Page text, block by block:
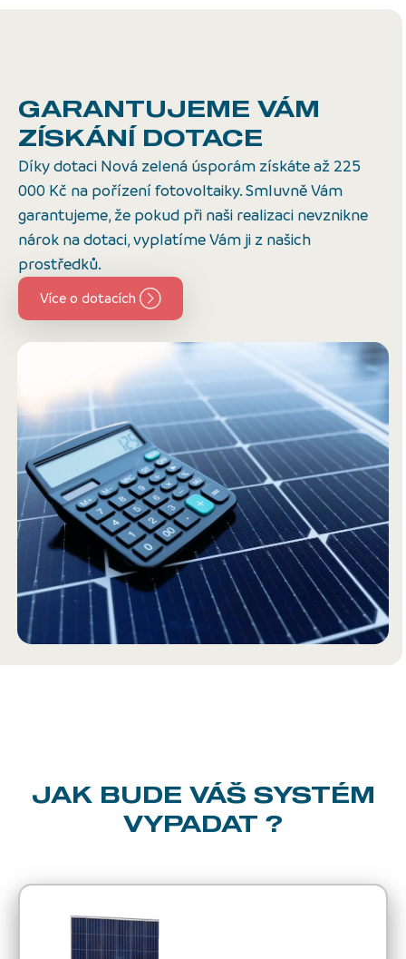
GARANTUJEME VÁM
ZÍSKÁNÍ DOTACE
Díky dotaci Nová zelená úsporám získáte až 225
000 Kč na pořízení fotovoltaiky. Smluvně Vám
garantujeme, že pokud při naši realizaci nevznikne
nárok na dotaci, vyplatíme Vám ji z našich
prostředků.
Více o dotacích
JAK BUDE VÁŠ SYSTÉM
VYPADAT ?